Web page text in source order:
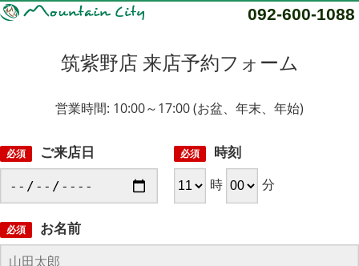
092-600-1088
筑紫野店 来店予約フォーム
営業時間: 10:00～17:00 (お盆、年末、年始)
必須 ご来店日 必須 時刻
時 分
必須 お名前